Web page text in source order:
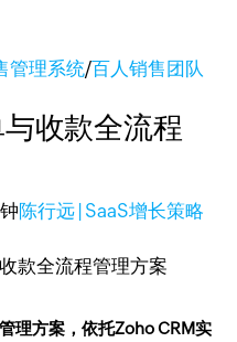
管理系统/百人销售团队
收款全流程
陈行远 | SaaS增长策略
理方案，依托Zoho CRM实